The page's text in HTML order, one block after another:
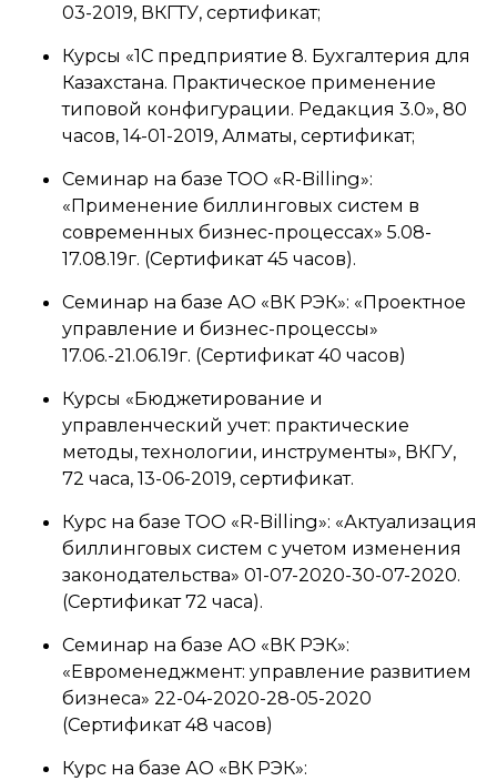
03-2019, ВКГТУ, сертификат;
Курсы «1С предприятие 8. Бухгалтерия для
Казахстана. Практическое применение
типовой конфигурации. Редакция 3.0», 80
часов, 14-01-2019, Алматы, сертификат;
Семинар на базе ТОО «R-Billing»:
«Применение биллинговых систем в
современных бизнес-процессах» 5.08-
17.08.19г. (Сертификат 45 часов).
Семинар на базе АО «ВК РЭК»: «Проектное
управление и бизнес-процессы»
17.06.-21.06.19г. (Сертификат 40 часов)
Курсы «Бюджетирование и
управленческий учет: практические
методы, технологии, инструменты», ВКГУ,
72 часа, 13-06-2019, сертификат.
Курс на базе ТОО «R-Billing»: «Актуализация
биллинговых систем с учетом изменения
законодательства» 01-07-2020-30-07-2020.
(Сертификат 72 часа).
Семинар на базе АО «ВК РЭК»:
«Евроменеджмент: управление развитием
бизнеса» 22-04-2020-28-05-2020
(Сертификат 48 часов)
Курс на базе АО «ВК РЭК»: